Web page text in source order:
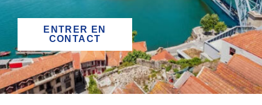
ENTRER EN
CONTACT